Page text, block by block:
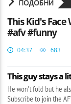
ПОДОБНИ
This Kid's Face
#afv #funny
04:37 683
This guy stays a
He won't fold but he
Subscribe to join the